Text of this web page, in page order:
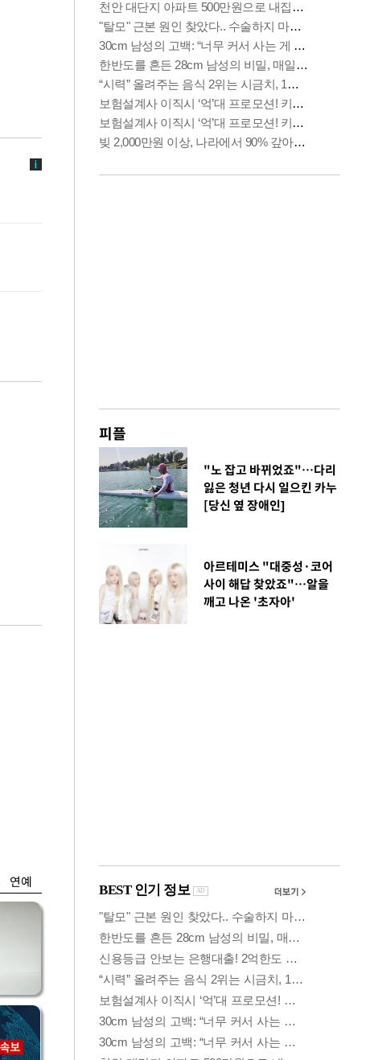
연예
피플
"노 잡고 바뀌었죠"…다리
잃은 청년 다시 일으킨 카누
[당신 옆 장애인]
아르테미스 "대중성·코어
사이 해답 찾았죠"…알을
깨고 나온 '초자아'